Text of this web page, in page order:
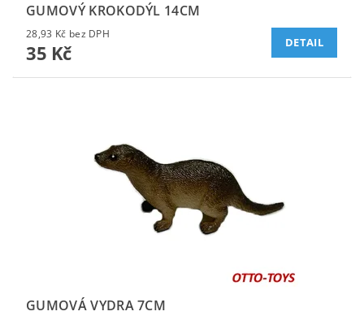
GUMOVÝ KROKODÝL 14CM
28,93 Kč bez DPH
35 Kč DETAIL
GUMOVÁ VYDRA 7CM